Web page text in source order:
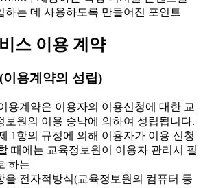
하는 데 사용하도록 만들어진 포인트
스 이용 계약
이용계약의 성립)
용계약은 이용자의 이용신청에 대한 교
보원의 이용 승낙에 의하여 성립됩니다.
1항의 규정에 의해 이용자가 이용 신청
때에는 교육정보원이 이용자 관리시 필
하는
을 전자적방식(교육정보원의 컴퓨터 등